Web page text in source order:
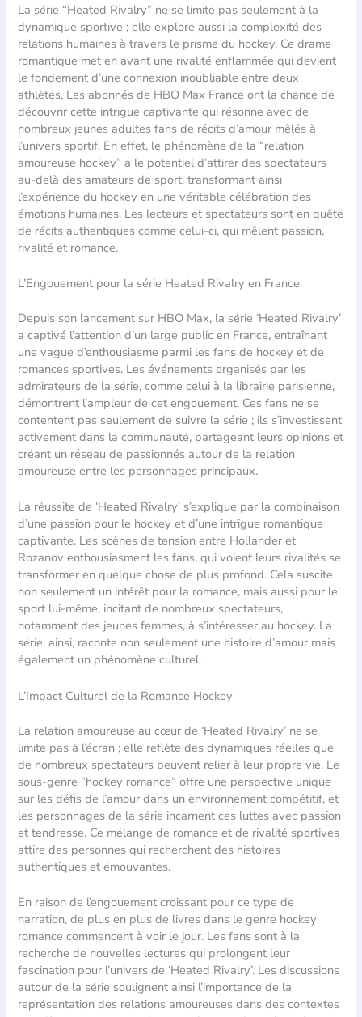
La série “Heated Rivalry” ne se limite pas seulement à la
dynamique sportive ; elle explore aussi la complexité des
relations humaines à travers le prisme du hockey. Ce drame
romantique met en avant une rivalité enflammée qui devient
le fondement d’une connexion inoubliable entre deux
athlètes. Les abonnés de HBO Max France ont la chance de
découvrir cette intrigue captivante qui résonne avec de
nombreux jeunes adultes fans de récits d’amour mêlés à
l’univers sportif. En effet, le phénomène de la “relation
amoureuse hockey” a le potentiel d’attirer des spectateurs
au-delà des amateurs de sport, transformant ainsi
l’expérience du hockey en une véritable célébration des
émotions humaines. Les lecteurs et spectateurs sont en quête
de récits authentiques comme celui-ci, qui mêlent passion,
rivalité et romance.
L’Engouement pour la série Heated Rivalry en France
Depuis son lancement sur HBO Max, la série ‘Heated Rivalry’
a captivé l’attention d’un large public en France, entraînant
une vague d’enthousiasme parmi les fans de hockey et de
romances sportives. Les événements organisés par les
admirateurs de la série, comme celui à la librairie parisienne,
démontrent l’ampleur de cet engouement. Ces fans ne se
contentent pas seulement de suivre la série ; ils s’investissent
activement dans la communauté, partageant leurs opinions et
créant un réseau de passionnés autour de la relation
amoureuse entre les personnages principaux.
La réussite de ‘Heated Rivalry’ s’explique par la combinaison
d’une passion pour le hockey et d’une intrigue romantique
captivante. Les scènes de tension entre Hollander et
Rozanov enthousiasment les fans, qui voient leurs rivalités se
transformer en quelque chose de plus profond. Cela suscite
non seulement un intérêt pour la romance, mais aussi pour le
sport lui-même, incitant de nombreux spectateurs,
notamment des jeunes femmes, à s’intéresser au hockey. La
série, ainsi, raconte non seulement une histoire d’amour mais
également un phénomène culturel.
L’Impact Culturel de la Romance Hockey
La relation amoureuse au cœur de ‘Heated Rivalry’ ne se
limite pas à l’écran ; elle reflète des dynamiques réelles que
de nombreux spectateurs peuvent relier à leur propre vie. Le
sous-genre ”hockey romance” offre une perspective unique
sur les défis de l’amour dans un environnement compétitif, et
les personnages de la série incarnent ces luttes avec passion
et tendresse. Ce mélange de romance et de rivalité sportives
attire des personnes qui recherchent des histoires
authentiques et émouvantes.
En raison de l’engouement croissant pour ce type de
narration, de plus en plus de livres dans le genre hockey
romance commencent à voir le jour. Les fans sont à la
recherche de nouvelles lectures qui prolongent leur
fascination pour l’univers de ‘Heated Rivalry’. Les discussions
autour de la série soulignent ainsi l’importance de la
représentation des relations amoureuses dans des contextes